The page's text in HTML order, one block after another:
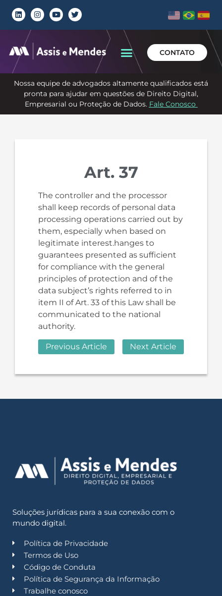
CONTATO
Nossa equipe de advogados altamente qualificados está
pronta para ajudar em questões de Direito Digital,
Empresarial ou Proteção de Dados. Fale Conosco
Art. 37
The controller and the processor
shall keep records of personal data
processing operations carried out by
them, especially when based on
legitimate interest.hanges to
guarantees presented as sufficient
for compliance with the general
principles of protection and of the
data subject’s rights referred to in
item II of Art. 33 of this Law shall be
communicated to the national
authority.
Previous Article Next Article
Soluções jurídicas para a sua conexão com o
mundo digital.
Política de Privacidade
Termos de Uso
Código de Conduta
Política de Segurança da Informação
Trabalhe conosco